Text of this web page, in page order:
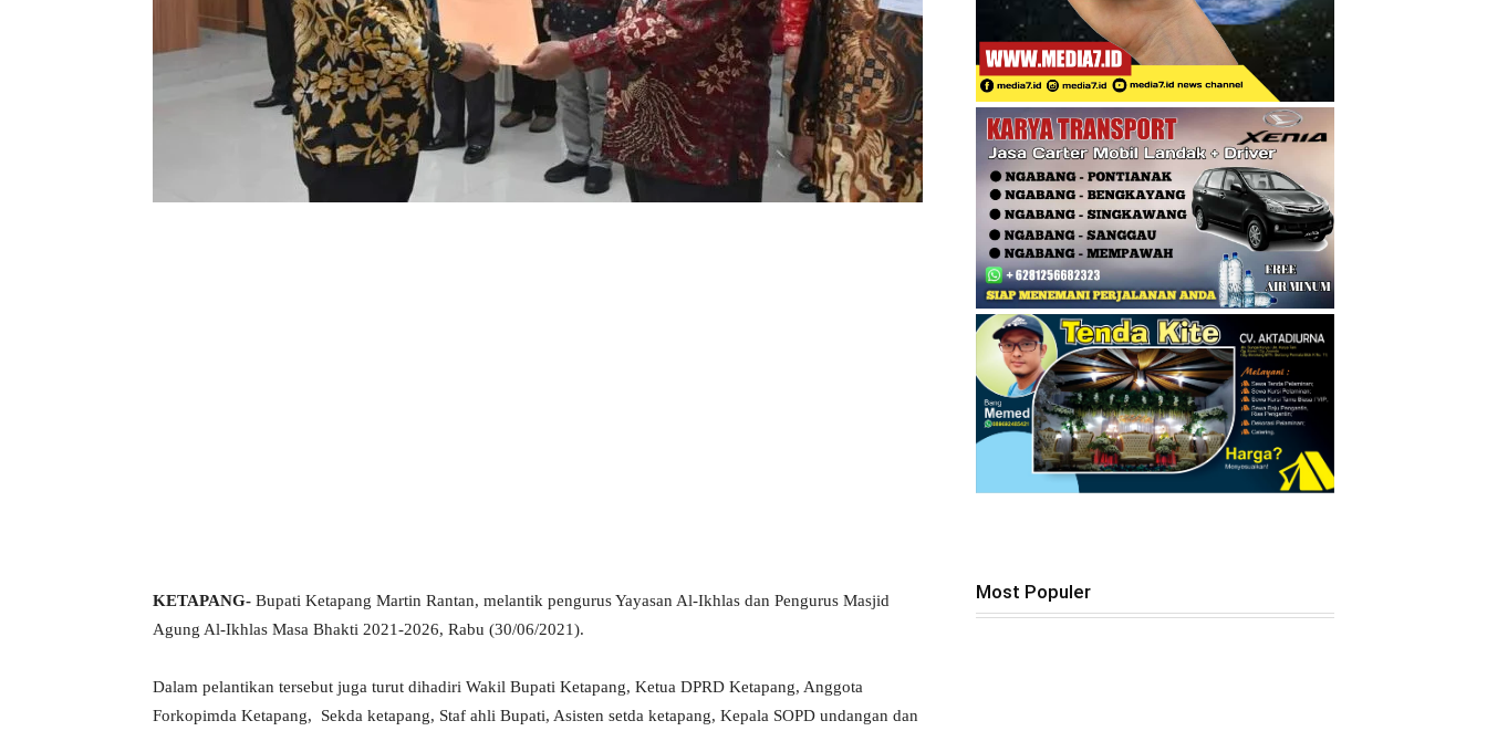
KETAPANG- Bupati Ketapang Martin Rantan, melantik pengurus Yayasan Al-Ikhlas dan Pengurus Masjid
Agung Al-Ikhlas Masa Bhakti 2021-2026, Rabu (30/06/2021).
Dalam pelantikan tersebut juga turut dihadiri Wakil Bupati Ketapang, Ketua DPRD Ketapang, Anggota
Forkopimda Ketapang, Sekda ketapang, Staf ahli Bupati, Asisten setda ketapang, Kepala SOPD undangan dan
Most Populer